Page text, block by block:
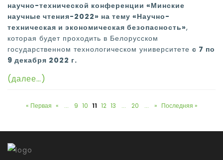
научно-технической конференции «Минские
научные чтения-2022» на тему «Научно-
техническая и экономическая безопасность»,
которая будет проходить в Белорусском
государственном технологическом университете с 7 по
9 декабря 2022 г.
(далее…)
« Первая « ... 9 10 11 12 13 ... 20 ... » Последняя »